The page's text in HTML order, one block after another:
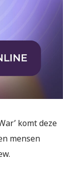
komt deze
mensen